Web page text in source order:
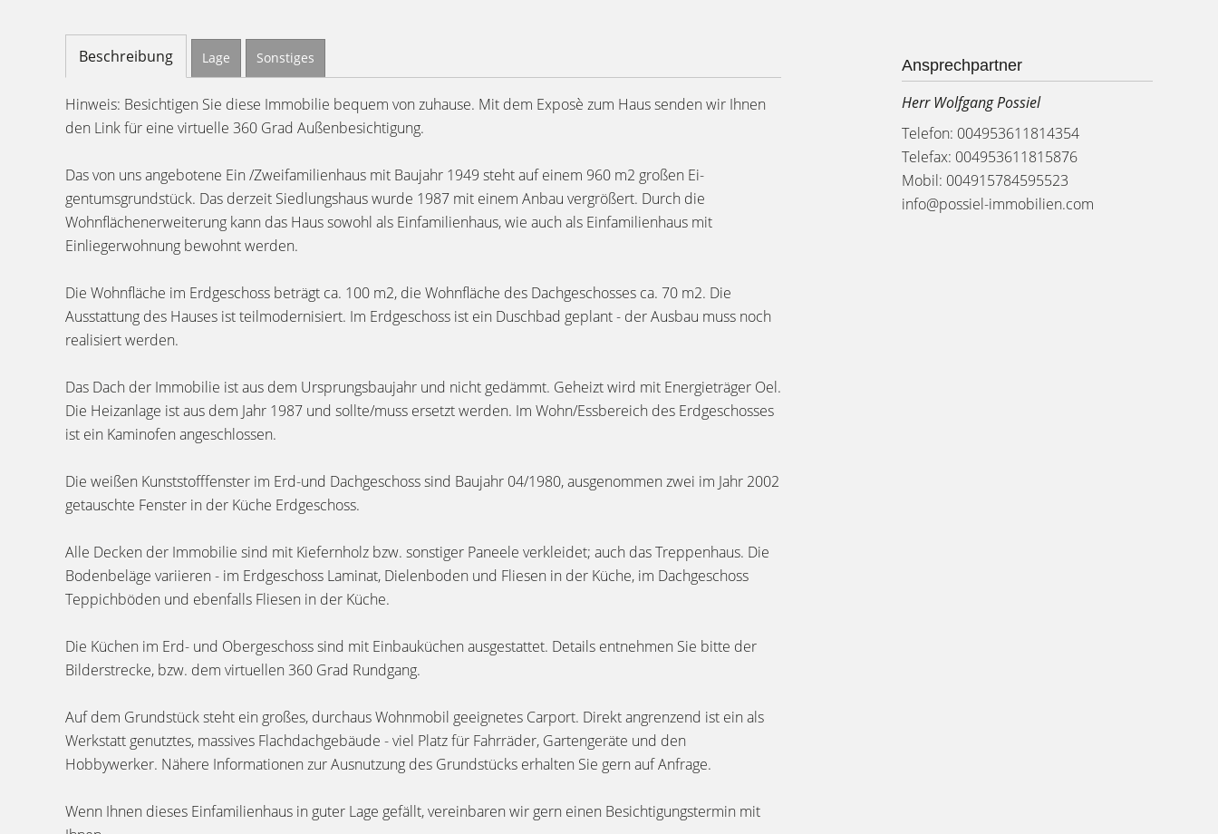
Beschreibung Lage Sonstiges
Hinweis: Besichtigen Sie diese Immobilie bequem von zuhause. Mit dem Exposè zum Haus senden wir Ihnen
den Link für eine virtuelle 360 Grad Außenbesichtigung.
Das von uns angebotene Ein /Zweifamilienhaus mit Baujahr 1949 steht auf einem 960 m2 großen Ei-
gentumsgrundstück. Das derzeit Siedlungshaus wurde 1987 mit einem Anbau vergrößert. Durch die
Wohnflächenerweiterung kann das Haus sowohl als Einfamilienhaus, wie auch als Einfamilienhaus mit
Einliegerwohnung bewohnt werden.
Die Wohnfläche im Erdgeschoss beträgt ca. 100 m2, die Wohnfläche des Dachgeschosses ca. 70 m2. Die
Ausstattung des Hauses ist teilmodernisiert. Im Erdgeschoss ist ein Duschbad geplant - der Ausbau muss noch
realisiert werden.
Das Dach der Immobilie ist aus dem Ursprungsbaujahr und nicht gedämmt. Geheizt wird mit Energieträger Oel.
Die Heizanlage ist aus dem Jahr 1987 und sollte/muss ersetzt werden. Im Wohn/Essbereich des Erdgeschosses
ist ein Kaminofen angeschlossen.
Die weißen Kunststofffenster im Erd-und Dachgeschoss sind Baujahr 04/1980, ausgenommen zwei im Jahr 2002
getauschte Fenster in der Küche Erdgeschoss.
Alle Decken der Immobilie sind mit Kiefernholz bzw. sonstiger Paneele verkleidet; auch das Treppenhaus. Die
Bodenbeläge variieren - im Erdgeschoss Laminat, Dielenboden und Fliesen in der Küche, im Dachgeschoss
Teppichböden und ebenfalls Fliesen in der Küche.
Die Küchen im Erd- und Obergeschoss sind mit Einbauküchen ausgestattet. Details entnehmen Sie bitte der
Bilderstrecke, bzw. dem virtuellen 360 Grad Rundgang.
Auf dem Grundstück steht ein großes, durchaus Wohnmobil geeignetes Carport. Direkt angrenzend ist ein als
Werkstatt genutztes, massives Flachdachgebäude - viel Platz für Fahrräder, Gartengeräte und den
Hobbywerker. Nähere Informationen zur Ausnutzung des Grundstücks erhalten Sie gern auf Anfrage.
Wenn Ihnen dieses Einfamilienhaus in guter Lage gefällt, vereinbaren wir gern einen Besichtigungstermin mit
Ansprechpartner
Herr Wolfgang Possiel
Telefon: 004953611814354
Telefax: 004953611815876
Mobil: 004915784595523
info@possiel-immobilien.com